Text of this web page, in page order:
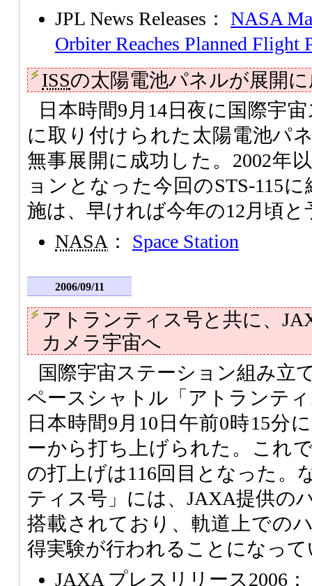
JPL News Releases： NASA
Orbiter Reaches Planned Flight
ISSの太陽電池パネルが展開
日本時間9月14日夜に国際宇
に取り付けられた太陽電池パ
無事展開に成功した。2002年
ョンとなった今回のSTS-115
施は、早ければ今年の12月頃
NASA ： Space Station
2006/09/11
アトランティス号と共に、
カメラ宇宙へ
国際宇宙ステーション組み立
ペースシャトル「アトランティ
日本時間9月10日午前0時15分
ーから打ち上げられた。これ
の打上げは116回目となった。
ティス号」には、JAXA提供の
搭載されており、軌道上での
得実験が行われることになっ
JAXA プレスリリース2006：